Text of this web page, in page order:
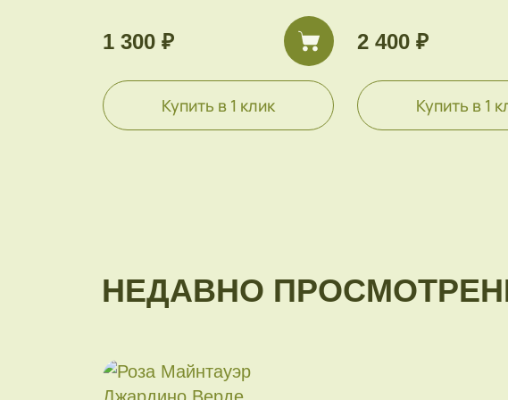
1 300 ₽
Купить в 1 клик
2 400 ₽
Купить в 1
НЕДАВНО